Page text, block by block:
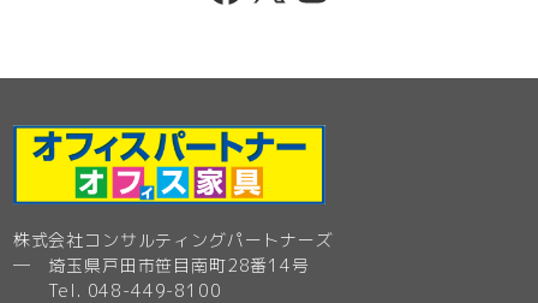
株式会社コンサルティングパートナーズ
─ 埼玉県戸田市笹目南町28番14号
Tel. 048-449-8100